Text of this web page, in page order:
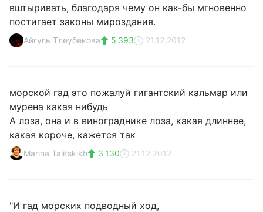
вштыривать, благодаря чему он как-бы мгновенно
постигает законы мироздания.
Айгуль Тлеубекова 5 393 21.12.2012
морской гад это пожалуй гигантский кальмар или
мурена какая нибудь
А лоза, она и в винограднике лоза, какая длиннее,
какая короче, кажется так
Marina Talitskikh 3 130 21.12.2012
"И гад морских подводный ход,